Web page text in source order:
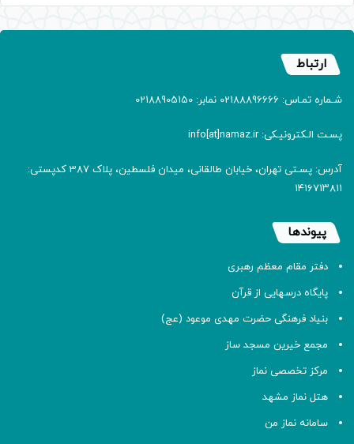
ارتباط
شـماره تمـاس: 02188896666 نمابر: 02188905150
پسـت الـکترونیـکی: info[at]namaz.ir
آدرس: پسـتی تهران، خیابان طالقانی، میدان فلسطین، پلاک 387 کدپستی:
۱۴۱۶۷۱۳۸۱۱
پیوندها
دفتر مقام معظم رهبری
پایگاه درسهایی از قرآن
بنیاد فرهنگی حضرت مهدی موعود (عج)
مجمع خیرین مسجد ساز
مرکز تخصصی نماز
هتل نماز مشهد
سامانه نماز من